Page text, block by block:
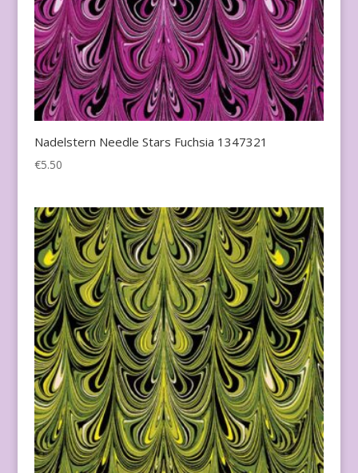
Nadelstern Needle Stars Fuchsia 1347321
€5.50